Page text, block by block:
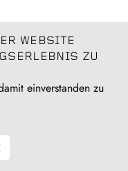
WEBSITE
ZU
einverstanden zu